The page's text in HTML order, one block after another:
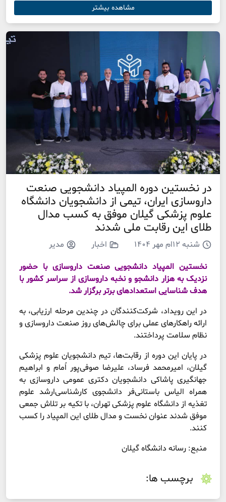
مشاهده بیشتر
در نخستین دوره المپیاد دانشجویی صنعت
داروسازی ایران، تیمی از دانشجویان دانشگاه
علوم پزشکی گیلان موفق به کسب مدال
طلای این رقابت ملی شدند
شنبه ۱۲ام مهر ۱۴۰۴ اخبار
مدیر
نخستین المپیاد دانشجویی صنعت داروسازی با حضور
نزدیک به هزار دانشجو و نخبه داروسازی از سراسر کشور با
هدف شناسایی استعداد‌های برتر برگزار شد.
در این رویداد، شرکت‌کنندگان در چندین مرحله ارزیابی، به
ارائه راهکارهای عملی برای چالش‌های روز صنعت داروسازی و
نظام سلامت پرداختند.
در پایان این دوره از رقابت‌ها، تیم دانشجویان علوم پزشکی
گیلان، امیرمحمد فرساد، علیرضا صوفی‌پور اُمام و ابراهیم
جهانگیری پاشاکی دانشجویان دکتری عمومی داروسازی به
همراه الیاس باستانی‌فر دانشجوی کارشناسی‌ارشد علوم
تغذیه از دانشگاه علوم پزشکی تهران، با تکیه بر تلاش جمعی
موفق شدند عنوان نخست و مدال طلای این المپیاد را کسب
کنند.
منبع: رسانه دانشگاه گیلان
برچسب ها: